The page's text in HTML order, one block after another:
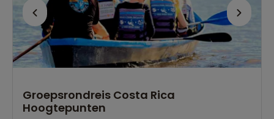
Groepsrondreis Costa Rica
Hoogtepunten